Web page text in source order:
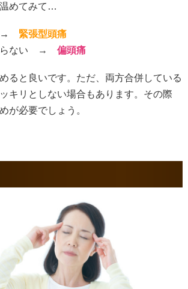
めてみて…
→ 緊張型頭痛
らない → 偏頭痛
ると良いです。ただ、両方合併している
キリとしない場合もあります。その際
が必要でしょう。